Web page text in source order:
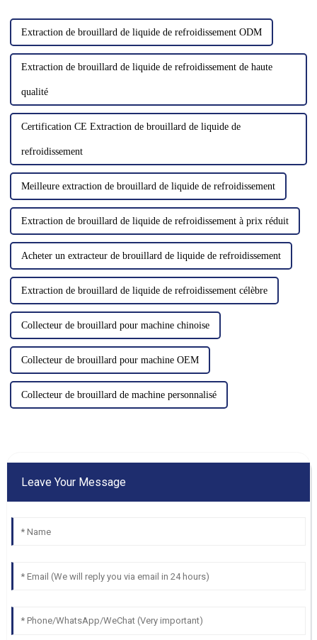
Extraction de brouillard de liquide de refroidissement ODM
Extraction de brouillard de liquide de refroidissement de haute
qualité
Certification CE Extraction de brouillard de liquide de
refroidissement
Meilleure extraction de brouillard de liquide de refroidissement
Extraction de brouillard de liquide de refroidissement à prix réduit
Acheter un extracteur de brouillard de liquide de refroidissement
Extraction de brouillard de liquide de refroidissement célèbre
Collecteur de brouillard pour machine chinoise
Collecteur de brouillard pour machine OEM
Collecteur de brouillard de machine personnalisé
Leave Your Message